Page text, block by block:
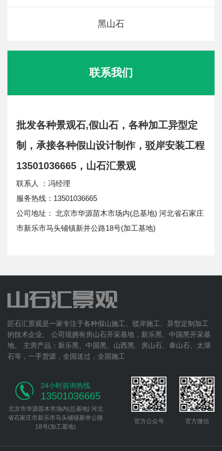
黑山石
联系我们
批发各种景观石,假山石，各种加工异型定
制，承接各种假山设计制作，驳岸安装工程
13501036665，山石汇景观
联系人 ：冯经理
服务热线：13501036665
公司地址： 北京市华源苗木市场内(总基地) 河北省石家庄
市新乐市马头铺镇新井公路18号(加工基地)
匠石汇景观是一家专注于各种假山施工、驳岸施工、异型定制加工
的技术企业。 公司现拥有房山石开采基地，新乐黑、中国黑开采基
地。 主营产品：新乐黑、中国黑、山西黑、房山石、泰山石、太湖
石等，一手货源，全国送过，全国施工
24小时咨询热线
13501036665
北京市华源苗木市场内(总基地) 河北
省石家庄市新乐市马头铺镇新井公路
18号(加工基地)
官方公众号 官方微信